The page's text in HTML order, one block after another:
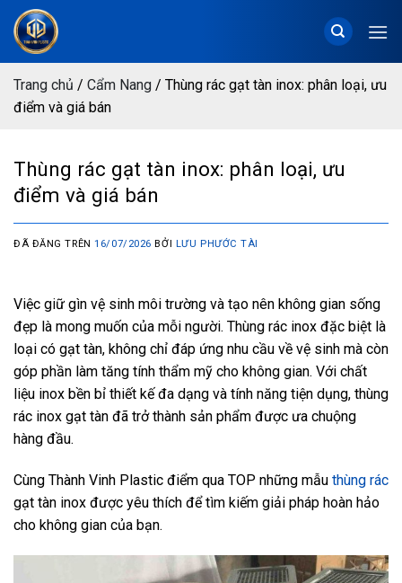
Chuyển
đến
dungTrang chủ / Cẩm Nang / Thùng rác gạt tàn inox: phân loại, ưu
điểm và giá bán
Thùng rác gạt tàn inox: phân loại, ưu
điểm và giá bán
ĐÃ ĐĂNG TRÊN16/07/2026 BỞI LƯU PHƯỚC TÀI
Việc giữ gìn vệ sinh môi trường và tạo nên không gian sống
đẹp là mong muốn của mỗi người. Thùng rác inox đặc biệt là
loại có gạt tàn, không chỉ đáp ứng nhu cầu về vệ sinh mà còn
góp phần làm tăng tính thẩm mỹ cho không gian. Với chất
liệu inox bền bỉ thiết kế đa dạng và tính năng tiện dụng, thùng
rác inox gạt tàn đã trở thành sản phẩm được ưa chuộng
hàng đầu.
Cùng Thành Vinh Plastic điểm qua TOP những mẫu thùng rác
gạt tàn inox được yêu thích để tìm kiếm giải pháp hoàn hảo
cho không gian của bạn.